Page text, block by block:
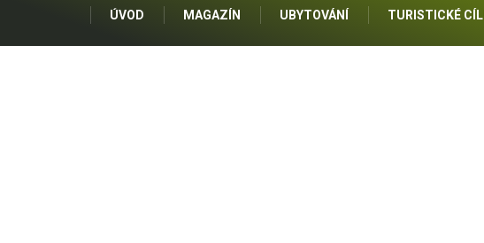
ÚVOD MAGAZÍN UBYTOVÁNÍ TURISTICKÉ